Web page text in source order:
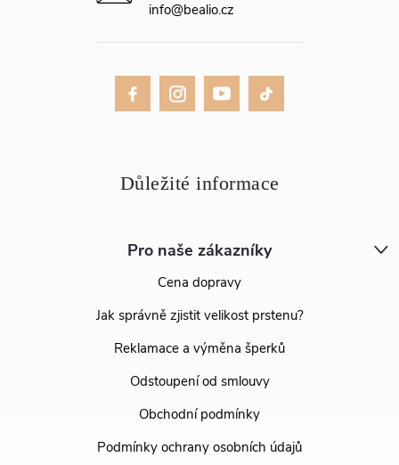
Pro naše zákazníky
Cena dopravy
Jak správně zjistit velikost prstenu?
Reklamace a výměna šperků
Odstoupení od smlouvy
Obchodní podmínky
Podmínky ochrany osobních údajů
info@bealio.cz